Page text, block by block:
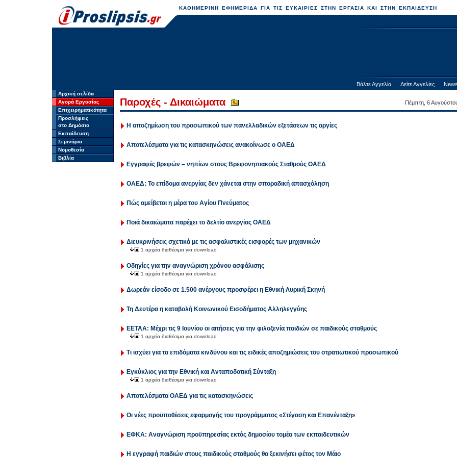
ΚΑΘΗΜΕΡΙΝΗ ΕΦΗΜΕΡΙΔΑ ΓΙΑ ΤΙΣ ΕΥΚΑΙΡΙΕΣ ΣΤΗΝ ΕΡΓΑΣΙΑ ΚΑΙ ΣΤΗΝ ΕΚΠΑΙΔΕΥΣΗ
Βάλτε Αγγελία Δείτε Αγγελίες
Αρχική σελίδα
Αγορά Εργασίας
Επιχειρηματικότητα
Προσλήψεις
στο Δημόσιο
Εκπαίδευση
Σεμινάρια
Νομοθεσία
Βιβλία
Παροχές - Δικαιώματα Πέμπτη, 6
Η αποζημίωση του προσωπικού των πανελλαδικών εξετάσεων τις αργίες
Αποτελέσματα για τις κατασκηνώσεις ανακοίνωσε ο ΟΑΕΔ
Εγγραφές βρεφών – νηπίων στους Βρεφονηπιακούς Σταθμούς ΟΑΕΔ
ΟΑΕΔ: Το επίδομα ανεργίας δεν χάνεται στην σποραδική απασχόληση
Πώς αμείβεται η μέρα του Αγίου Πνεύματος
Ποιά δικαιώματα παρέχει το δελτίο ανεργίας ΟΑΕΔ
Διευκρινήσεις σχετικά με τις ασφαλιστικές εισφορές των μηχανικών
1 αρχεία διαθέσιμα για download
Οδηγίες για την αναγνώριση χρόνου ασφάλισης
1 αρχεία διαθέσιμα για download
Δωρεάν είσοδο σε 1.500 ανέργους προσφέρει η Εθνική Λυρική Σκηνή
Τη Δευτέρα η καταβολή Κοινωνικού Εισοδήματος Αλληλεγγύης
ΕΕΤΑΑ: Μέχρι τις 9 Ιουνίου οι αιτήσεις για την φιλοξενία παιδιών σε παιδικούς σταθμούς
1 αρχεία διαθέσιμα για download
Τι ισχύει για τα επιδόματα κινδύνου και τις ειδικές αποζημιώσεις του στρατιωτικού προσωπικού
Εγκύκλιος για την Εθνική και Ανταποδοτική Σύνταξη
1 αρχεία διαθέσιμα για download
Αποτελέσματα ΟΑΕΔ για τις κατασκηνώσεις
Οι νέες προϋποθέσεις εφαρμογής του προγράμματος «Στέγαση και Επανένταξη»
ΕΦΚΑ: Αναγνώριση προϋπηρεσίας εκτός δημοσίου τομέα των εκπαιδευτικών
Η εγγραφή παιδιών στους παιδικούς σταθμούς θα ξεκινήσει φέτος τον Μάιο